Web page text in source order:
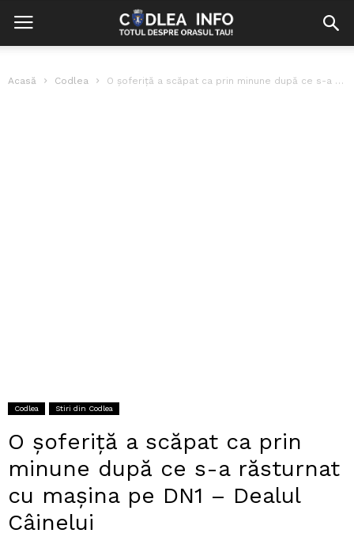
Acasă Codlea O șoferiță a scăpat ca prin minune după ce s-a răsturnat cu...
Codlea Stiri din Codlea
O șoferiță a scăpat ca prin
minune după ce s-a răsturnat
cu mașina pe DN1 – Dealul
Câinelui